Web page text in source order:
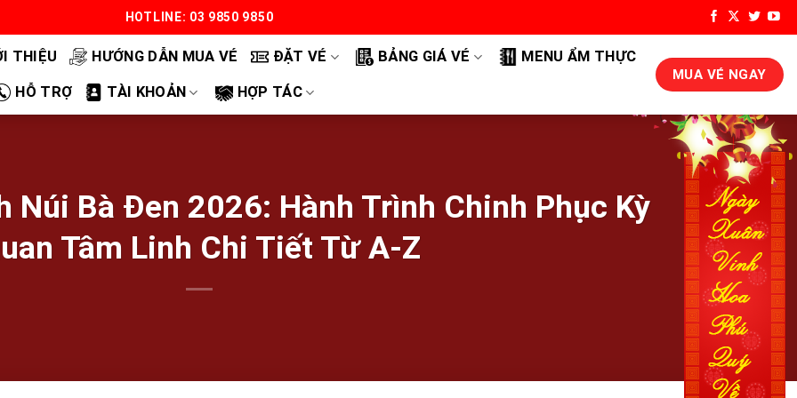
HOTLINE: 03 9850 9850
THIỆU HƯỚNG DẪN MUA VÉ ĐẶT VÉ BẢNG GIÁ VÉ MENU ẨM THỰC
HỖ TRỢ TÀI KHOẢN HỢP TÁC
MUA VÉ NGAY
Núi Bà Đen 2026: Hành Trình Chinh Phục Kỳ
Tâm Linh Chi Tiết Từ A-Z